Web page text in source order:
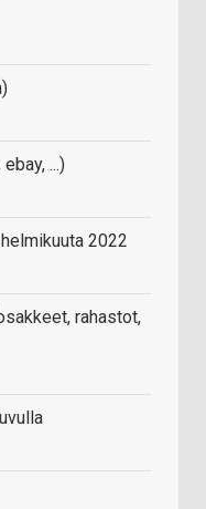
...)
2022
rahastot,